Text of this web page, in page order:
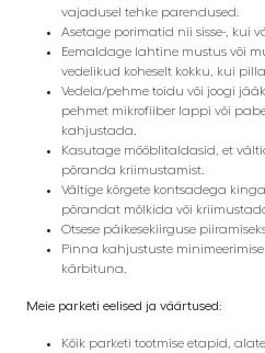
vajadusel tehke parendused.
Asetage porimatid nii sisse-, kui
Eemaldage lahtine mustus või
vedelikud koheselt kokku, kui
Vedela/pehme toidu või joogi
pehmet mikrofiiber lappi või
kahjustada.
Kasutage mööblitaldasid, et
põranda kriimustamist.
Vältige kõrgete kontsadega
põrandat mõlkida või
Otsese päikesekiirguse
Pinna kahjustuste
kärbituna.
Meie parketi eelised ja väärtused:
Kõik parketi tootmise etapid,